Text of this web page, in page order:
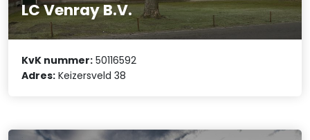
LC Venray B.V.
KvK nummer: 50116592
Adres: Keizersveld 38